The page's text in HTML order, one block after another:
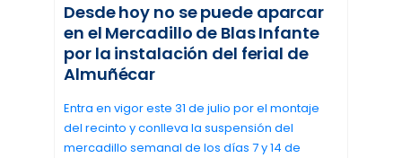
Desde hoy no se puede aparcar
en el Mercadillo de Blas Infante
por la instalación del ferial de
Almuñécar
Entra en vigor este 31 de julio por el montaje
del recinto y conlleva la suspensión del
mercadillo semanal de los días 7 y 14 de